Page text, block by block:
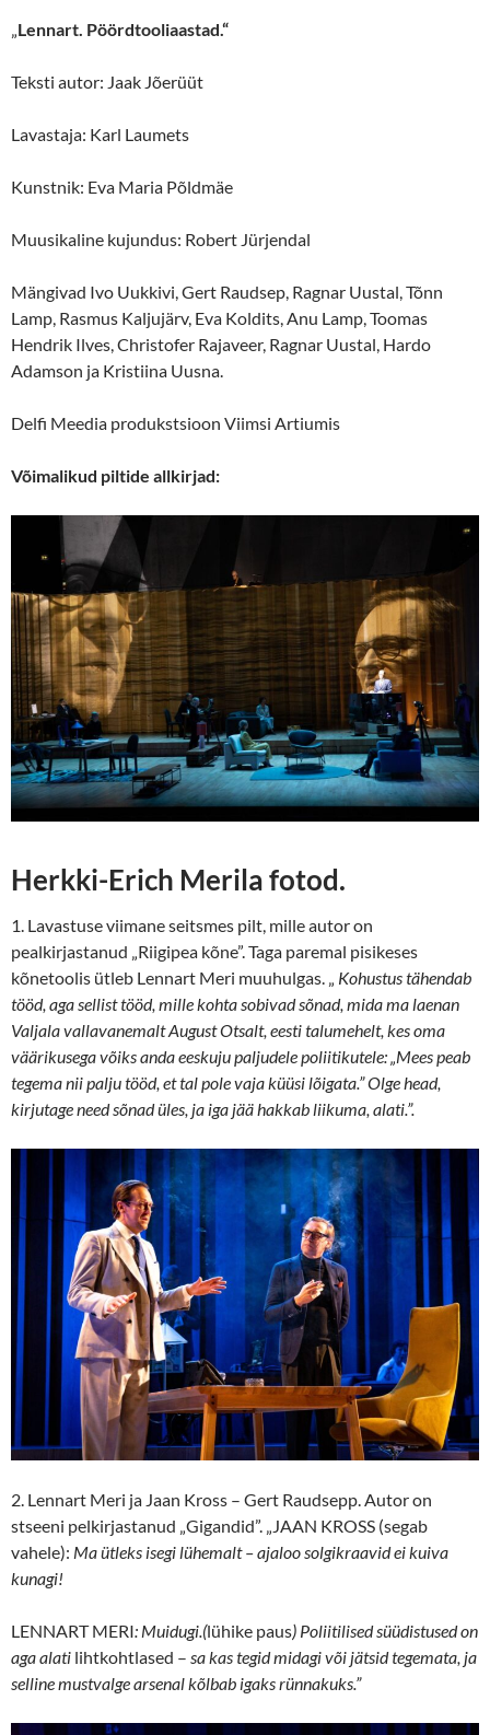
„Lennart. Pöördtooliaastad.“
Teksti autor: Jaak Jõerüüt
Lavastaja: Karl Laumets
Kunstnik: Eva Maria Põldmäe
Muusikaline kujundus: Robert Jürjendal
Mängivad Ivo Uukkivi, Gert Raudsep, Ragnar Uustal, Tõnn
Lamp, Rasmus Kaljujärv, Eva Koldits, Anu Lamp, Toomas
Hendrik Ilves, Christofer Rajaveer, Ragnar Uustal, Hardo
Adamson ja Kristiina Uusna.
Delfi Meedia produkstsioon Viimsi Artiumis
Võimalikud piltide allkirjad:
Herkki-Erich Merila fotod.
1. Lavastuse viimane seitsmes pilt, mille autor on
pealkirjastanud „Riigipea kõne”. Taga paremal pisikeses
kõnetoolis ütleb Lennart Meri muuhulgas. „ Kohustus tähendab
tööd, aga sellist tööd, mille kohta sobivad sõnad, mida ma laenan
Valjala vallavanemalt August Otsalt, eesti talumehelt, kes oma
väärikusega võiks anda eeskuju paljudele poliitikutele: „Mees peab
tegema nii palju tööd, et tal pole vaja küüsi lõigata.” Olge head,
kirjutage need sõnad üles, ja iga jää hakkab liikuma, alati.”.
2. Lennart Meri ja Jaan Kross – Gert Raudsepp. Autor on
stseeni pelkirjastanud „Gigandid”. „JAAN KROSS (segab
vahele): Ma ütleks isegi lühemalt – ajaloo solgikraavid ei kuiva
kunagi!
LENNART MERI: Muidugi.(lühike paus) Poliitilised süüdistused on
aga alati lihtkohtlased – sa kas tegid midagi või jätsid tegemata, ja
selline mustvalge arsenal kõlbab igaks rünnakuks.”